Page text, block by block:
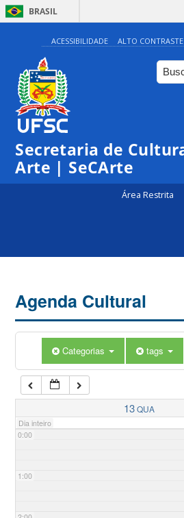
BRASIL
ACESSIBILIDADE ALTO CONTRASTE
Secretaria de
Arte | SeCArte
Área Restrita
Agenda Cultural
Categorias tags
13QUA
Dia inteiro
0:00
1:00